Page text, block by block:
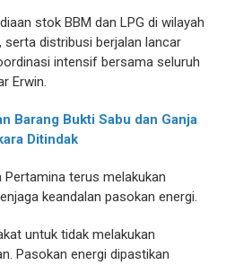
stok BBM dan LPG di wilayah
distribusi berjalan lancar
intensif bersama seluruh
Erwin.
Barang Bukti Sabu dan Ganja
Ditindak
Pertamina terus melakukan
keandalan pasokan energi.
untuk tidak melakukan
Pasokan energi dipastikan